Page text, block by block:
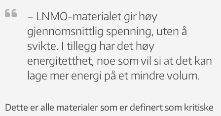
– LNMO-materialet gir høy
gjennomsnittlig spenning, uten å
svikte. I tillegg har det høy
energitetthet, noe som vil si at det kan
lage mer energi på et mindre volum.
Dette er alle materialer som er definert som kritiske